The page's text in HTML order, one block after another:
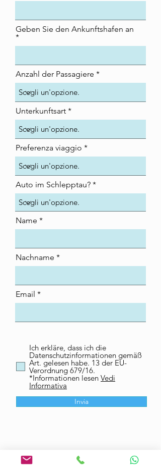
Geben Sie den Ankunftshafen an
Anzahl der Passagiere
Unterkunftsart
Preferenza viaggio
Auto im Schlepptau?
Name
Nachname
Email
Ich erkläre, dass ich die
Datenschutzinformationen gemäß
Art. gelesen habe. 13 der EU-
Verordnung 679/16.
*Informationen lesen Vedi
Informativa
Invia